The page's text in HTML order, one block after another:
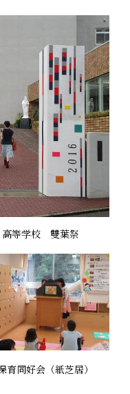
高等学校 雙葉祭
育同好会（紙芝居）